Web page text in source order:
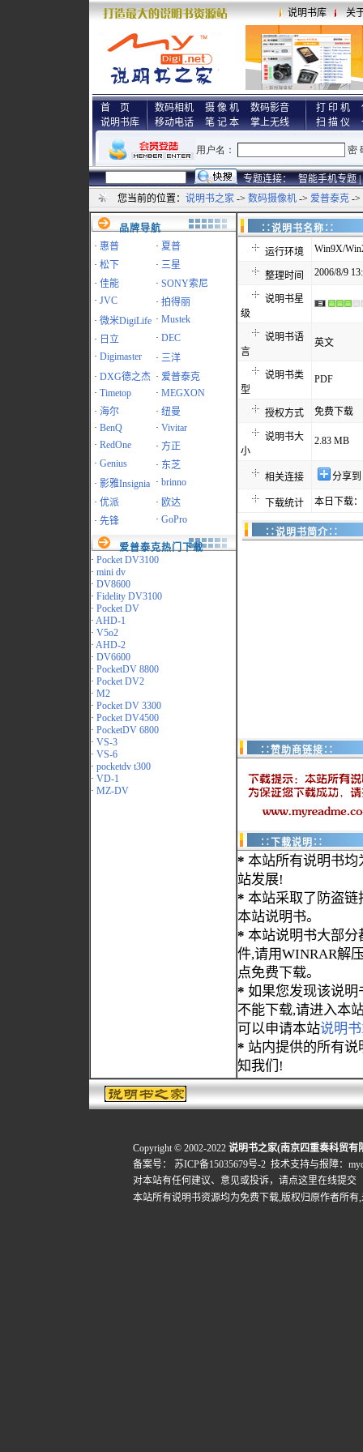
说明书库 关
首 页
说明书库
数码相机 摄 像 机
数码影音
移动电话
笔 记 本 掌上无线
打 印 机
扫 描 仪
专题连接： 智能手机专题 |
您当前的位置： 说明书之家 -> 数码摄像机 -> 爱普泰克 ->
品牌导航
· 惠普 · 夏普
· 松下 · 三星
· 佳能 · SONY索尼
· JVC · 拍得丽
· 微米DigiLife · Mustek
· 日立 · DEC
· Digimaster · 三洋
· DXG德之杰 · 爱普泰克
· Timetop · MEGXON
· 海尔 · 纽曼
· BenQ · Vivitar
· RedOne · 方正
· Genius · 东芝
· 影雅Insignia · brinno
· 优派 · 欧达
· 先锋 · GoPro
爱普泰克热门下载
· Pocket DV3100
· mini dv
· DV8600
· Fidelity DV3100
· Pocket DV
· AHD-1
· V5o2
· AHD-2
· DV6600
· PocketDV 8800
· Pocket DV2
· M2
· Pocket DV 3300
· Pocket DV4500
· PocketDV 6800
· VS-3
· VS-6
· pocketdv t300
· VD-1
· MZ-DV
∷说明书名
运行环境 Win9X/
整理时间 2006/8/9
说明书星
级
说明书语
言
英文
说明书类
型
PDF
授权方式 免费下载
说明书大
小
2.83 MB
相关连接 分享
下载统计 本日下载
∷说明书简介∷
∷赞助商链接∷
∷下载说明∷
* 本站所有说明书均
站发展!
* 本站采取了防盗链
本站说明书。
* 本站说明书大部分
件,请用WINRAR解
点免费下载。
* 如果您发现该说明
不能下载,请进入本
可以申请本站说明
* 站内提供的所有
知我们!
Copyright © 2002-2022 说明书之家(南京四重奏科贸有
备案号：
苏ICP备15035679号-2 技术支持与报障：
对本站有任何建议、意见或投诉， 请点这里在线提交
本站所有说明书资源均为免费下载,版权归原作者所